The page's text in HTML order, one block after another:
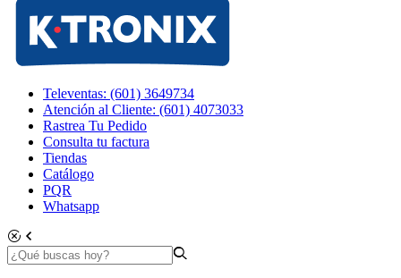
Televentas: (601) 3649734
Atención al Cliente: (601) 4073033
Rastrea Tu Pedido
Consulta tu factura
Tiendas
Catálogo
PQR
Whatsapp